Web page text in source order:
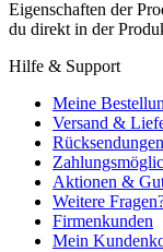
Eigenschaften der
du direkt in der
Hilfe & Support
Meine
Versand &
Aktionen &
Weitere
Firmenkunden
Mein